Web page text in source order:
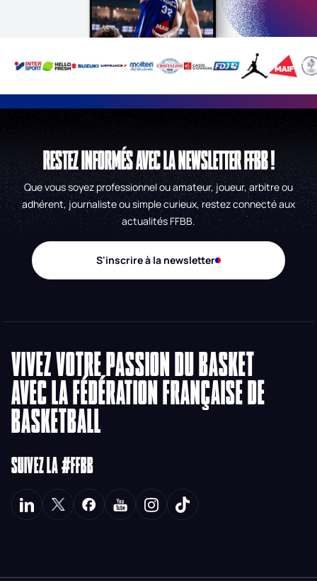
RESTEZ INFORMÉS AVEC LA NEWSLETTER FFBB !
Que vous soyez professionnel ou amateur, joueur, arbitre ou
adhérent, journaliste ou simple curieux, restez connecté aux
actualités FFBB.
S'inscrire à la newsletter
VIVEZ VOTRE PASSION DU BASKET
AVEC LA FÉDÉRATION FRANÇAISE DE
BASKETBALL
SUIVEZ LA #FFBB